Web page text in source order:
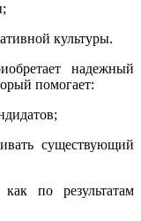
культуры.
надежный
помогает:
существующий
по результатам